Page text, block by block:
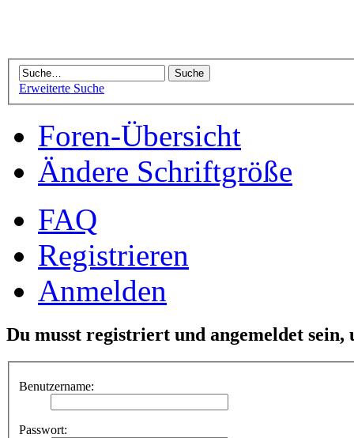
Erweiterte Suche
Foren-Übersicht
Ändere Schriftgröße
FAQ
Registrieren
Anmelden
Du musst registriert und angemeldet
Benutzername:
Passwort: